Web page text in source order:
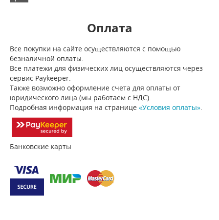
Оплата
Все покупки на сайте осуществляются с помощью
безналичной оплаты.
Все платежи для физических лиц осуществляются через
сервис Paykeeper.
Также возможно оформление счета для оплаты от
юридического лица (мы работаем с НДС).
Подробная информация на странице «Условия оплаты».
Банковские карты